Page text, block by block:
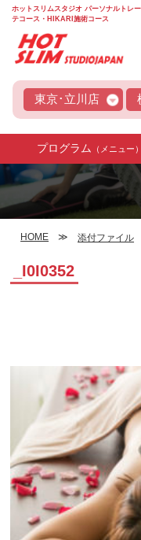
ホットスリムスタジオ パーソナルトレ
テコース・HIKARI施術コース
東京･立川店
プログラム （メニュー）
HOME 添付ファイル
_I0I0352